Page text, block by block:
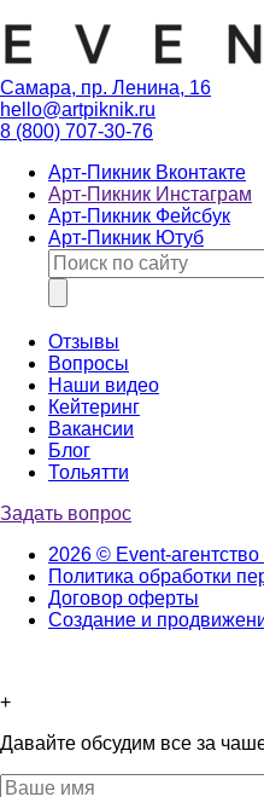
Самара, пр. Ленина, 16
hello@artpiknik.ru
8 (800) 707-30-76
Арт-Пикник Вконтакте
Арт-Пикник Инстаграм
Арт-Пикник Фейсбук
Арт-Пикник Ютуб
Отзывы
Вопросы
Наши видео
Кейтеринг
Вакансии
Блог
Тольятти
Задать вопрос
2026 © Event-
Политика обработки
Договор оферты
Создание и
+
Давайте обсудим все за